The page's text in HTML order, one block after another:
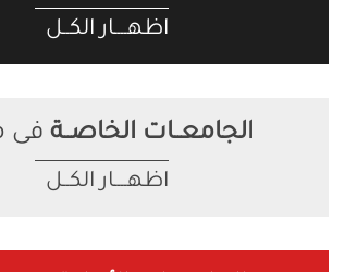
اظهــــار الكــل
الجامعــات الخاصــة فى
اظهــــار الكــل